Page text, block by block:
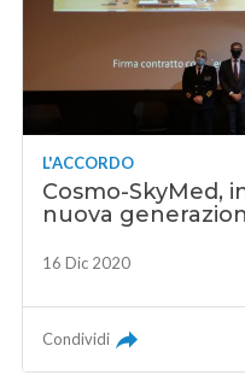
L'ACCORDO
Cosmo-SkyMed,
nuova
16 Dic 2020
Condividi